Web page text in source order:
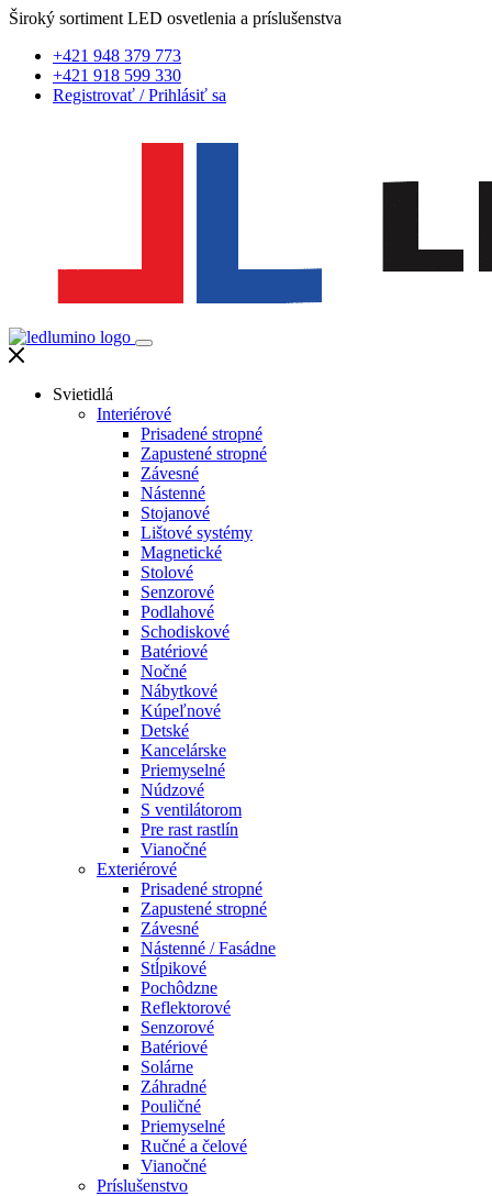
Široký sortiment LED osvetlenia a príslušenstva
+421 948 379 773
+421 918 599 330
Registrovať /Prihlásiť sa
Svietidlá
Interiérové
Prisadené stropné
Zapustené stropné
Závesné
Nástenné
Stojanové
Lištové systémy
Magnetické
Stolové
Senzorové
Podlahové
Schodiskové
Batériové
Nočné
Nábytkové
Kúpeľnové
Detské
Kancelárske
Priemyselné
Núdzové
S ventilátorom
Pre rast rastlín
Vianočné
Exteriérové
Prisadené stropné
Zapustené stropné
Závesné
Nástenné / Fasádne
Stĺpikové
Pochôdzne
Reflektorové
Senzorové
Batériové
Solárne
Záhradné
Pouličné
Priemyselné
Ručné a čelové
Vianočné
Príslušenstvo